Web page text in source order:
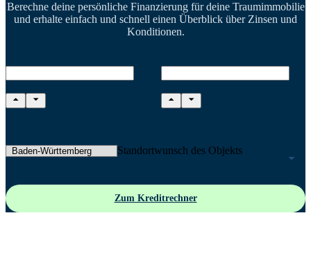
Berechne deine persönliche Finanzierung für deine Traumimmobilie
und erhalte einfach und schnell einen Überblick über Zinsen und
Konditionen.
Standortwunsch des Objekts
Zum Kreditrechner